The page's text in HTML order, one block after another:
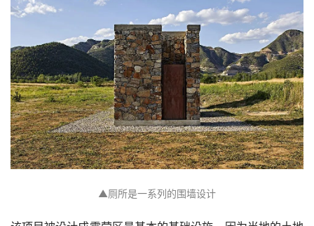
▲厕所是一系列的围墙设计